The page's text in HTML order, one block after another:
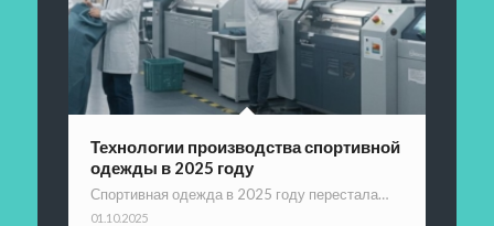
Технологии производства спортивной
одежды в 2025 году
Спортивная одежда в 2025 году перестала…
01.10.2025